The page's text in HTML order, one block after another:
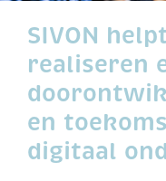
SIVON
realiseren
en
digitaal